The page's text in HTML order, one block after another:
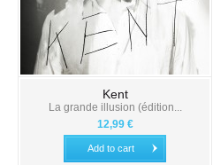
Kent
La grande illusion (édition...
12,99 €
Add to cart